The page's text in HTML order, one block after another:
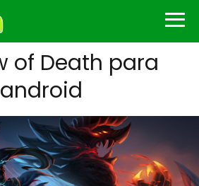
of Death para
android